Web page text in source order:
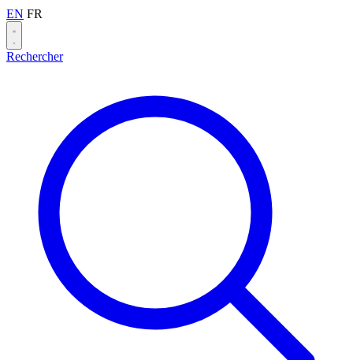
EN FR
Rechercher